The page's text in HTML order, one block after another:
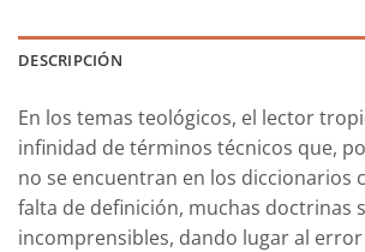
DESCRIPCIÓN
En los temas teológicos, el lector
infinidad de términos técnicos que,
no se encuentran en los diccionarios
falta de definición, muchas doctrinas
incomprensibles, dando lugar al error